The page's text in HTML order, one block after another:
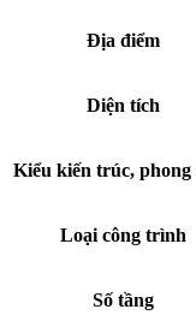
Địa điểm
Diện tích
Kiểu kiến trúc, phong
Loại công trình
Số tầng